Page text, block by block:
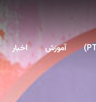
آموزش اخبار